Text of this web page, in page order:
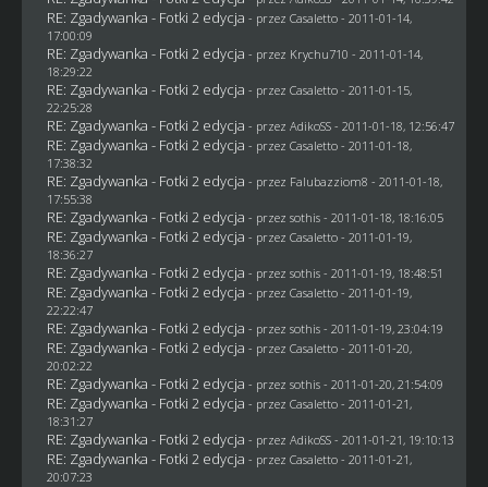
RE: Zgadywanka - Fotki 2 edycja - przez Casaletto- 2011-01-14,
17:00:09
RE: Zgadywanka - Fotki 2 edycja - przez Krychu710 - 2011-01-14,
18:29:22
RE: Zgadywanka - Fotki 2 edycja - przez Casaletto- 2011-01-15,
22:25:28
RE: Zgadywanka - Fotki 2 edycja - przez AdikoSS - 2011-01-18, 12:56:47
RE: Zgadywanka - Fotki 2 edycja - przez Casaletto- 2011-01-18,
17:38:32
RE: Zgadywanka - Fotki 2 edycja - przez Falubazziom8 - 2011-01-18,
17:55:38
RE: Zgadywanka - Fotki 2 edycja - przez sothis- 2011-01-18, 18:16:05
RE: Zgadywanka - Fotki 2 edycja - przez Casaletto- 2011-01-19,
18:36:27
RE: Zgadywanka - Fotki 2 edycja - przez sothis- 2011-01-19, 18:48:51
RE: Zgadywanka - Fotki 2 edycja - przez Casaletto- 2011-01-19,
22:22:47
RE: Zgadywanka - Fotki 2 edycja - przez sothis- 2011-01-19, 23:04:19
RE: Zgadywanka - Fotki 2 edycja - przez Casaletto- 2011-01-20,
20:02:22
RE: Zgadywanka - Fotki 2 edycja - przez sothis- 2011-01-20, 21:54:09
RE: Zgadywanka - Fotki 2 edycja - przez Casaletto- 2011-01-21,
18:31:27
RE: Zgadywanka - Fotki 2 edycja - przez AdikoSS - 2011-01-21, 19:10:13
RE: Zgadywanka - Fotki 2 edycja - przez Casaletto- 2011-01-21,
20:07:23